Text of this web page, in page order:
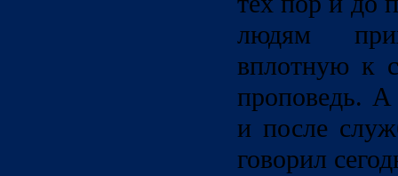
людям
вплотную к
проповедь. А
и после
говорил